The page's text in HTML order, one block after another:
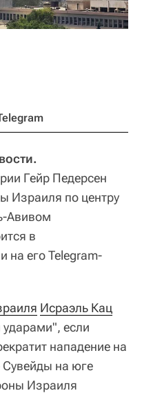
Гейр Педерсен
Израиля по центру
Авивом
в
на его Telegram-
Исраэль Кац
если
нападение на
на юге
Израиля